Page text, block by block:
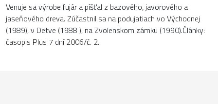
Venuje sa výrobe fujár a píšťal z bazového, javorového a
jaseňového dreva. Zúčastnil sa na podujatiach vo Východnej
(1989), v Detve (1988 ), na Zvolenskom zámku (1990).Články:
časopis Plus 7 dní 2006/č. 2.